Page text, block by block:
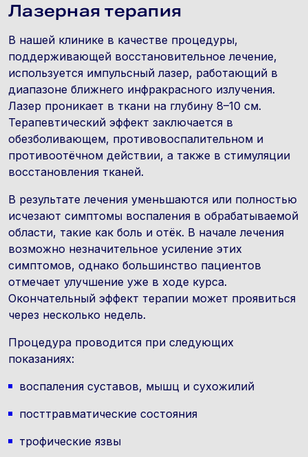
Лазерная терапия
В нашей клинике в качестве процедуры,
поддерживающей восстановительное лечение,
используется импульсный лазер, работающий в
диапазоне ближнего инфракрасного излучения.
Лазер проникает в ткани на глубину 8–10 см.
Терапевтический эффект заключается в
обезболивающем, противовоспалительном и
противоотёчном действии, а также в стимуляции
восстановления тканей.
В результате лечения уменьшаются или полностью
исчезают симптомы воспаления в обрабатываемой
области, такие как боль и отёк. В начале лечения
возможно незначительное усиление этих
симптомов, однако большинство пациентов
отмечает улучшение уже в ходе курса.
Окончательный эффект терапии может проявиться
через несколько недель.
Процедура проводится при следующих
показаниях:
воспаления суставов, мышц и сухожилий
посттравматические состояния
трофические язвы